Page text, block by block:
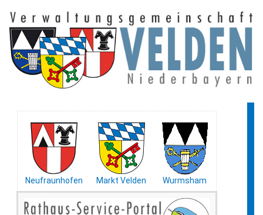
Neufraunhofen Markt Velden Wurmsham